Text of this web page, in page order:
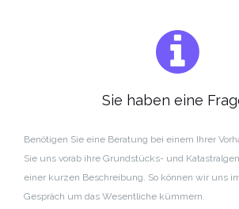
Sie haben eine
Benötigen Sie eine Beratung bei einem Ihrer
Sie uns vorab ihre Grundstücks- und
einer kurzen Beschreibung. So können wir uns
Gespräch um das Wesentliche kümmern.